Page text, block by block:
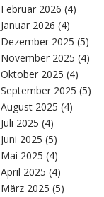
Februar 2026 (4)
Januar 2026 (4)
Dezember 2025 (5)
November 2025 (4)
Oktober 2025 (4)
September 2025 (5)
August 2025 (4)
Juli 2025 (4)
Juni 2025 (5)
Mai 2025 (4)
April 2025 (4)
März 2025 (5)